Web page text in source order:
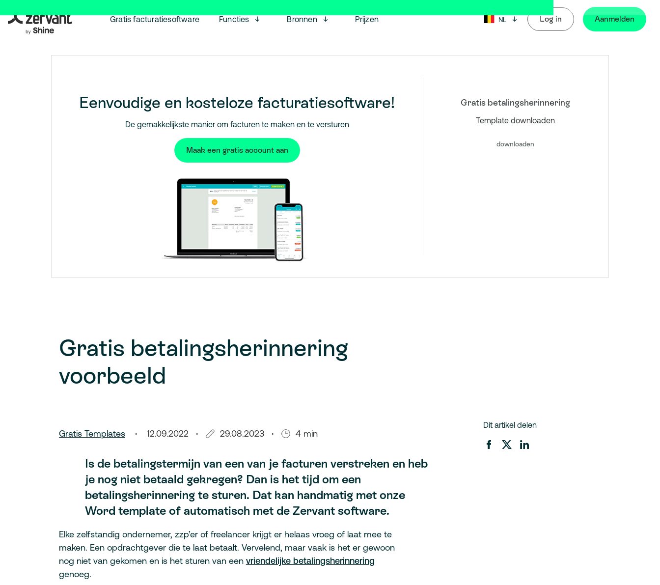
Gratis facturatiesoftware Functies
Open menu
Bronnen
Open menu
Prijzen
Huidige taal: België
NL Log in Aanmelden
Eenvoudige en kosteloze facturatiesoftware!
De gemakkelijkste manier om facturen te maken en te versturen
Maak een gratis account aan
Gratis betalingsherinnering
Template downloaden
downloaden
Gratis betalingsherinnering
voorbeeld
Gratis Templates 12.09.2022 29.08.2023 4 min
Is de betalingstermijn van een van je facturen verstreken en heb
je nog niet betaald gekregen? Dan is het tijd om een
betalingsherinnering te sturen. Dat kan handmatig met onze
Word template of automatisch met de Zervant software.
Elke zelfstandig ondernemer, zzp’er of freelancer krijgt er helaas vroeg of laat mee te
maken. Een opdrachtgever die te laat betaalt. Vervelend, maar vaak is het er gewoon
nog niet van gekomen en is het sturen van een vriendelijke betalingsherinnering
genoeg.
Dit artikel delen